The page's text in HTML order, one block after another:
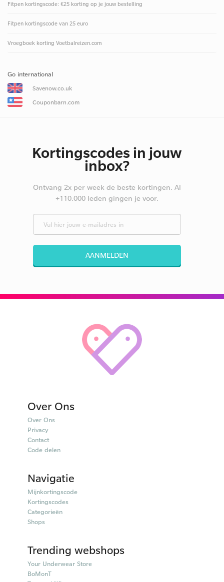
Fitpen kortingscode: €25 korting op je jouw bestelling
Fitpen kortingscode van 25 euro
Vroegboek korting Voetbalreizen.com
Go international
Savenow.co.uk
Couponbarn.com
Kortingscodes in jouw
inbox?
Ontvang 2x per week de beste kortingen. Al
+110.000 leden gingen je voor.
AANMELDEN
Over Ons
Over Ons
Privacy
Contact
Code delen
Navigatie
Mijnkortingscode
Kortingscodes
Categorieën
Shops
Trending webshops
Your Underwear Store
BoMonT